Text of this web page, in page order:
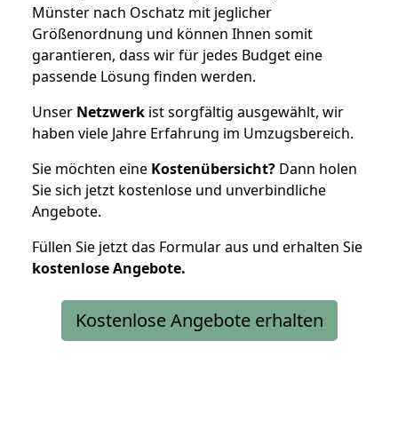
Münster nach Oschatz mit jeglicher
Größenordnung und können Ihnen somit
garantieren, dass wir für jedes Budget eine
passende Lösung finden werden.
Unser Netzwerk ist sorgfältig ausgewählt, wir
haben viele Jahre Erfahrung im Umzugsbereich.
Sie möchten eine Kostenübersicht? Dann holen
Sie sich jetzt kostenlose und unverbindliche
Angebote.
Füllen Sie jetzt das Formular aus und erhalten Sie
kostenloseAngebote.
Kostenlose Angebote erhalten